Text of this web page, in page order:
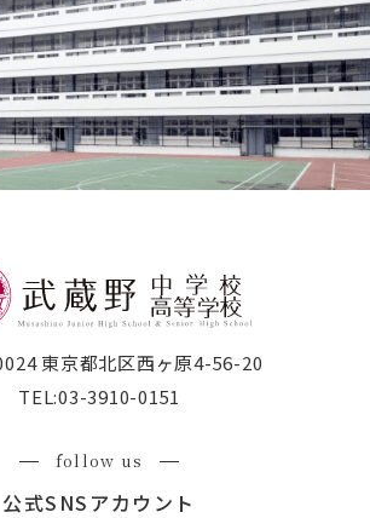
東京都北区西ヶ原4-56-20
TEL:03-3910-0151
follow us
公式SNSアカウント